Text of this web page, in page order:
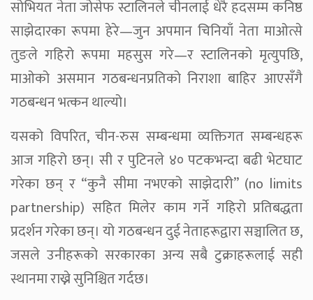
सोभियत नेता जोसेफ स्टालिनले चीनलाई धेरै हदसम्म कनिष्ठ
साझेदारका रूपमा हेरे—जुन अपमान चिनियाँ नेता माओत्से
तुङले गहिरो रूपमा महसुस गरे—र स्टालिनको मृत्युपछि,
माओको असमान गठबन्धनप्रतिको निराशा बाहिर आएसँगै
गठबन्धन भत्कन थाल्यो।
यसको विपरित, चीन-रुस सम्बन्धमा व्यक्तिगत सम्बन्धहरू
आज गहिरो छन्। सी र पुटिनले ४० पटकभन्दा बढी भेटघाट
गरेका छन् र “कुनै सीमा नभएको साझेदारी” (no limits
partnership) सहित मिलेर काम गर्ने गहिरो प्रतिबद्धता
प्रदर्शन गरेका छन्। यो गठबन्धन दुई नेताहरूद्वारा सञ्चालित छ,
जसले उनीहरूको सरकारका अन्य सबै टुक्राहरूलाई सही
स्थानमा राख्ने सुनिश्चित गर्दछ।